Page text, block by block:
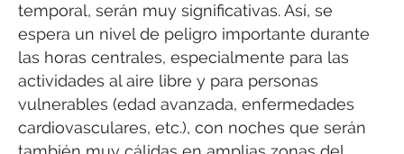
temporal, serán muy significativas. Así, se
espera un nivel de peligro importante durante
las horas centrales, especialmente para las
actividades al aire libre y para personas
vulnerables (edad avanzada, enfermedades
cardiovasculares, etc.), con noches que serán